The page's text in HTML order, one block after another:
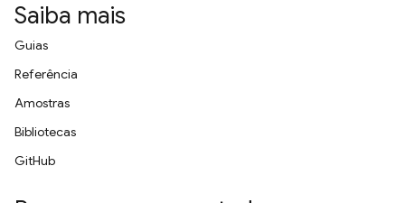
Saiba mais
Guias
Referência
Amostras
Bibliotecas
GitHub